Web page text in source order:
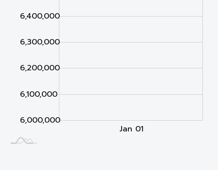
6,000,000
6,100,000
6,200,000
6,300,000
6,400,000
Jan 01